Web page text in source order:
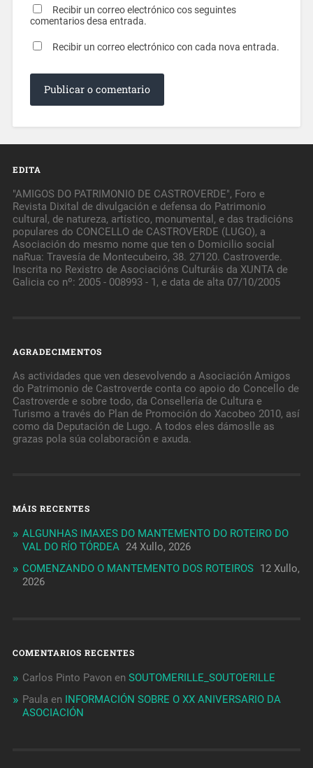
Recibir un correo electrónico cos seguintes
comentarios desa entrada.
Recibir un correo electrónico con cada nova entrada.
EDITA
"AMIGOS DO PATRIMONIO DE CASTROVERDE", Foro e
Revista Dixital de divulgación e defensa do Patrimonio
cultural, de natureza, artístico, monumental, e das tradicións
populares do CONCELLO de CASTROVERDE (LUGO), a
Asociación do mesmo nome que ten o Domicilio social
naRua: Travesía de Montecubeiro, 38. 27120. Castroverde.
Inscrita no Rexistro de Asociacións Culturáis da XUNTA de
Galicia co nº: 2005 - 008993 - 1, e data de alta 07/10/2005
AGRADECIMENTOS
As actividades que ven desevolvendo a Asociación Amigos
do Patrimonio de Castroverde conta co apoio do Concello de
Castroverde e sobre todo, da Consellería de Cultura e
Turismo a través do Plan de Promoción do Xacobeo 2010, así
como da Deputación de Lugo. A todos eles dámoslle as
grazas pola súa colaboración e axuda.
MÁIS RECENTES
ALGUNHAS IMAXES DO MANTEMENTO DO ROTEIRO DO
VAL DO RÍO TÓRDEA 24 Xullo, 2026
COMENZANDO O MANTEMENTO DOS ROTEIROS 12 Xullo,
2026
COMENTARIOS RECENTES
Carlos Pinto Pavon en SOUTOMERILLE_SOUTOERILLE
Paula en
INFORMACIÓN SOBRE O XX ANIVERSARIO DA
ASOCIACIÓN